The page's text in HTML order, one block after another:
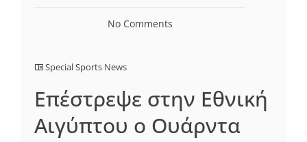
No Comments
Special Sports News
Επέστρεψε στην Εθνική
Αιγύπτου ο Ουάρντα